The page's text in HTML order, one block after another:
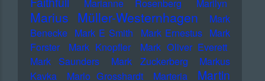
Marianne Rosenberg Marilyn
Marius Müller-Westernhagen
Mark
Benecke Mark E Smith Mark Ernestus Mark
Forster
Mark Knopfler
Mark Oliver Everett
Mark Saunders
Mark Zuckerberg
Markus
Kavka
Marlo Grosshardt Marteria
Martin